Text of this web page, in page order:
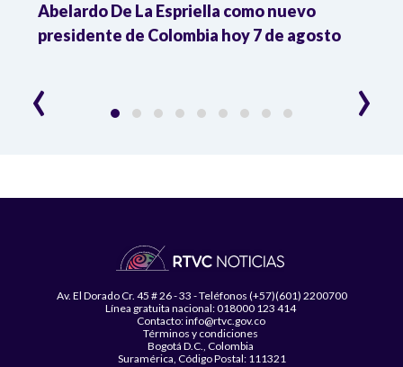
Abelardo De La Espriella como nuevo
presidente de Colombia hoy 7 de agosto
‹ ›
Av. El Dorado Cr. 45 # 26 - 33 - Teléfonos (+57)(601) 2200700
Línea gratuita nacional: 018000 123 414
Contacto: info@rtvc.gov.co
Términos y condiciones
Bogotá D.C., Colombia
Suramérica, Código Postal: 111321